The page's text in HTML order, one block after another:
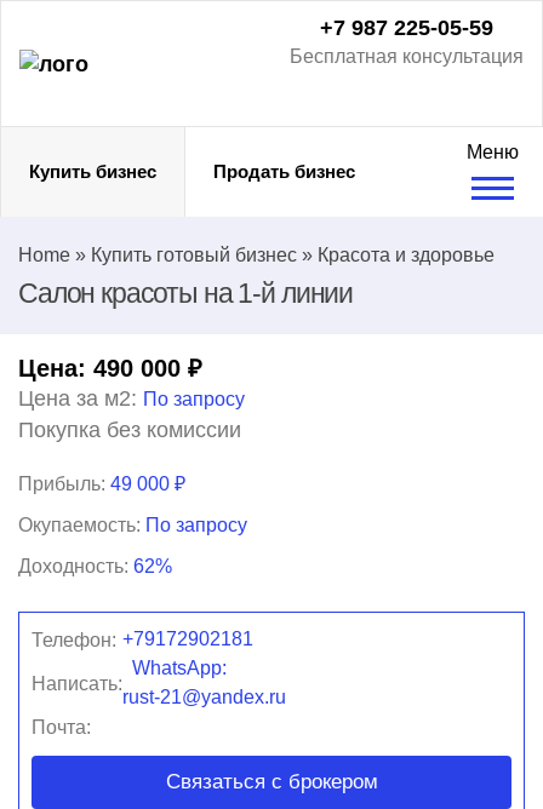
+7 987 225-05-59
Бесплатная консультация
Купить бизнес Продать бизнес
Меню
Home » Купить готовый бизнес » Красота и здоровье
Салон красоты на 1-й линии
Цена: 490 000 ₽
Цена за м2: По запросу
Покупка без комиссии
Прибыль: 49 000 ₽
Окупаемость: По запросу
Доходность: 62%
Телефон:
Написать:
Почта:
+79172902181
WhatsApp:
rust-21@yandex.ru
Связаться с брокером